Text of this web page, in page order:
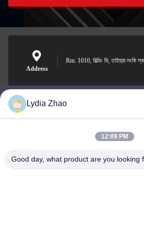
Address
Rm. 1010, বিল্ডিং ডি, তাইহুয়া লংকি
jesingd@vip.sina.com
Lydia Zhao
12:09 PM
Good day, what product are you looking